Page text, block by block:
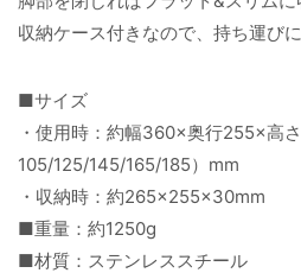
収納ケース付きなので、持ち運びに
■サイズ
・使用時：約幅360×奥行255×高
105/125/145/165/185）mm
・収納時：約265×255×30mm
■重量：約1250g
■材質：ステンレススチール